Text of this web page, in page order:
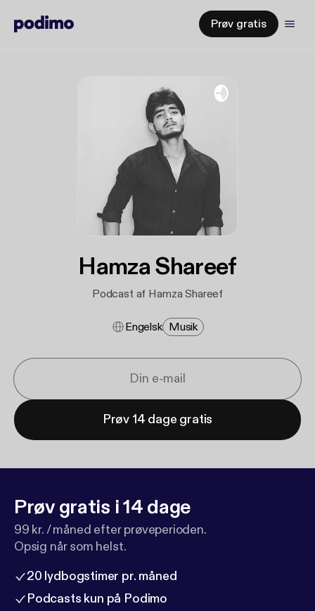
Prøv gratis
Hamza Shareef
Podcast af Hamza Shareef
Engelsk Musik
Prøv 14 dage gratis
Prøv gratis i 14 dage
99 kr. / måned efter prøveperioden.
Opsig når som helst.
20 lydbogstimer pr. måned
Podcasts kun på Podimo